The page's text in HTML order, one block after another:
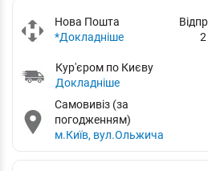
Нова Пошта
*Докладніше
2
Кур'єром по Києву
Докладніше
Самовивіз (за
погодженням)
м.Київ, вул.Ольжича